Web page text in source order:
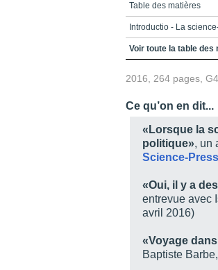
Table des matières
Introductio - La
PARTIE 1 / Les
paradigmatique de la
Chapitre 2 / Un retour
Interstellaire
Chapitre 3 /
approche libérale
Partie 2 / Les
Chapitre 4 / L’univers
la démocratie
Chapitre 5 / Star Trek
collectivité
Voir toute la table des
2016, 264 pages,
Ce qu’on en dit...
«Lorsque la
politique», un
Science-
«Oui, il y a
entrevue avec
avril 2016)
«Voyage
Baptiste